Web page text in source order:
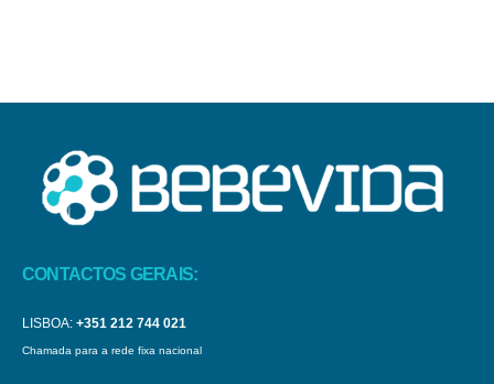
CONTACTOS GERAIS:
LISBOA: +351 212 744 021
Chamada para a rede fixa nacional